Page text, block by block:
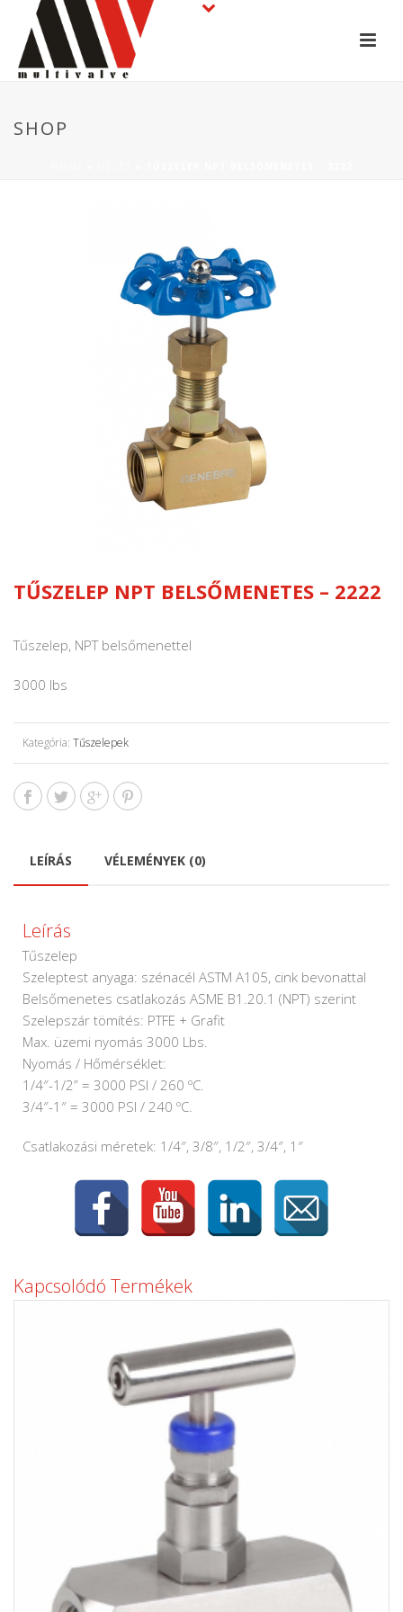
SHOP
TŰSZELEP NPT BELSŐMENETES – 2222
Tűszelep, NPT belsőmenettel
3000 lbs
Kategória: Tűszelepek
LEÍRÁS VÉLEMÉNYEK (0)
Leírás
Tűszelep
Szeleptest anyaga: szénacél ASTM A105, cink bevonattal
Belsőmenetes csatlakozás ASME B1.20.1 (NPT) szerint
Szelepszár tömítés: PTFE + Grafit
Max. üzemi nyomás 3000 Lbs.
Nyomás / Hőmérséklet:
1/4″-1/2” = 3000 PSI / 260 ºC.
3/4″-1″ = 3000 PSI / 240 ºC.
Csatlakozási méretek: 1/4″, 3/8″, 1/2″, 3/4″, 1″
Kapcsolódó Termékek